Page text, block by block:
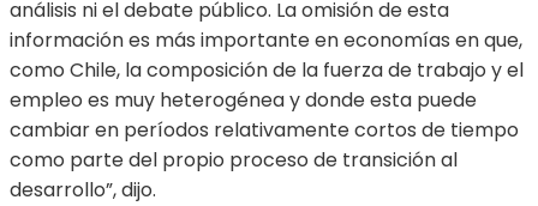
análisis ni el debate público. La omisión de esta
información es más importante en economías en que,
como Chile, la composición de la fuerza de trabajo y el
empleo es muy heterogénea y donde esta puede
cambiar en períodos relativamente cortos de tiempo
como parte del propio proceso de transición al
desarrollo”, dijo.